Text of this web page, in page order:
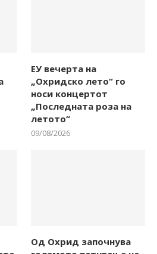
ЕУ вечерта на
„Охридско лето“ го
носи концертот
„Последната роза на
летото“
09/08/2026
Од Охрид започнува